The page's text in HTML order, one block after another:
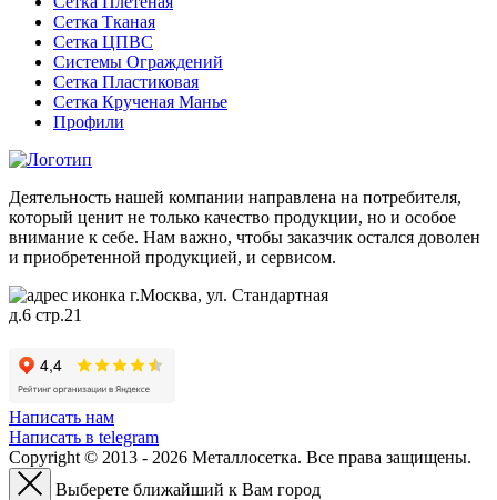
Сетка Тканая
Сетка ЦПВС
Системы Ограждений
Сетка Пластиковая
Сетка Крученая Манье
Профили
Деятельность нашей компании направлена на потребителя,
который ценит не только качество продукции, но и особое
внимание к себе. Нам важно, чтобы заказчик остался доволен
и приобретенной продукцией, и сервисом.
г.Москва, ул. Стандартная
д.6 стр.21
Написать нам
Написать в telegram
Copyright © 2013 - 2026 Металлосетка. Все права защищены.
Выберете ближайший к Вам город